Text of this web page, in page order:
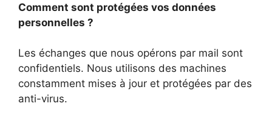
Comment sont protégées vos données
personnelles ?
Les échanges que nous opérons par mail sont
confidentiels. Nous utilisons des machines
constamment mises à jour et protégées par des
anti-virus.